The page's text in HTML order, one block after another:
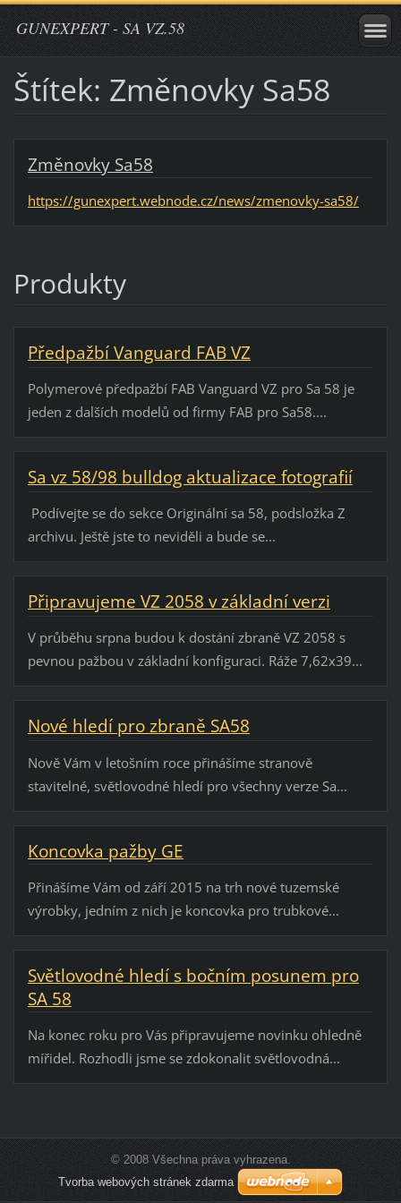
GUNEXPERT - SA VZ.58
Štítek: Změnovky Sa58
Změnovky Sa58
https://gunexpert.webnode.cz/news/zmenovky-sa58/
Produkty
Předpažbí Vanguard FAB VZ
Polymerové předpažbí FAB Vanguard VZ pro Sa 58 je
jeden z dalších modelů od firmy FAB pro Sa58....
Sa vz 58/98 bulldog aktualizace fotografií
Podívejte se do sekce Originální sa 58, podsložka Z
archivu. Ještě jste to neviděli a bude se...
Připravujeme VZ 2058 v základní verzi
V průběhu srpna budou k dostání zbraně VZ 2058 s
pevnou pažbou v základní konfiguraci. Ráže 7,62x39...
Nové hledí pro zbraně SA58
Nově Vám v letošním roce přinášíme stranově
stavitelné, světlovodné hledí pro všechny verze Sa...
Koncovka pažby GE
Přinášíme Vám od září 2015 na trh nové tuzemské
výrobky, jedním z nich je koncovka pro trubkové...
Světlovodné hledí s bočním posunem pro
SA 58
Na konec roku pro Vás připravujeme novinku ohledně
mířidel. Rozhodli jsme se zdokonalit světlovodná...
© 2008 Všechna práva vyhrazena.
Tvorba webových stránek zdarma